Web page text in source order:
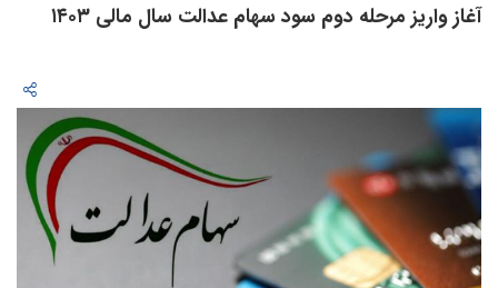
آغاز واریز مرحله دوم سود سهام عدالت سال مالی ۱۴۰۳